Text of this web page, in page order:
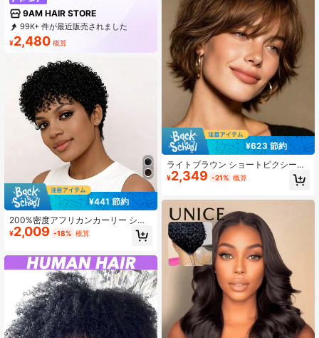
9AM HAIR STORE
99K+ 件が最近販売されました
89K+ 回数目のご購入
341K サブスクリプション
¥2,480 概算
¥441 節約
200%密度アフリカンカーリー ショ
ートウィッグ バング付き、肌色、グ
ルーレス ローズネットキャップ、デ
バル、クリスマス、新年に適してい
ます(マシン製)
¥2,009 -18% 概算
¥623 節約
ライトブラウン ショートピクシーカ
ットウィッグ、180%密度、ルーズボ
ディ グルーレス ショートウィッグ
ョートヘアウィッグ、デイリーヘア
ピース、エレガントヘアピース 4イ
ンチ #4
¥2,349 -21% 概算